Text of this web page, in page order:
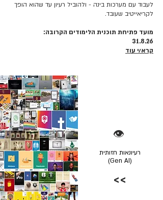
לעבוד עם מערכות בינה - ולהוביל רעיון עד שהוא הופך
לקריאייטיב שעובד.
מועד פתיחת תוכנית הלימודים הקרובה:
31.8.26
קרא/י עוד
👁️
רעיונאות חזותית
(Gen AI)
>>